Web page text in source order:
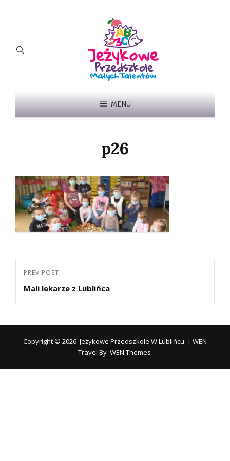
MENU
p26
Nawigacja
wpisu
Previous
Post
PREV POST
Mali lekarze z Lublińca
Copyright © 2026 Jeżykowe Przedszkole W Lublińcu | WEN
Travel By WEN Themes